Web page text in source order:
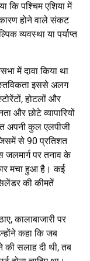
कि पश्चिम एशिया में
होने वाले संकट
व्यवस्था या पर्याप्त
में दावा किया था
इससे अलग
होटलों और
और छोटे व्यापारियों
अपनी कुल एलपीजी
से 90 प्रतिशत
पर तनाव के
मचा हुआ है। कई
की कीमतें
कालाबाजारी पर
कहा कि जब
की सलाह दी थी, तब